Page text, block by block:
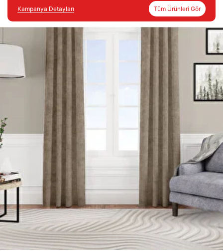
Kampanya Detayları Tüm Ürünleri Gör